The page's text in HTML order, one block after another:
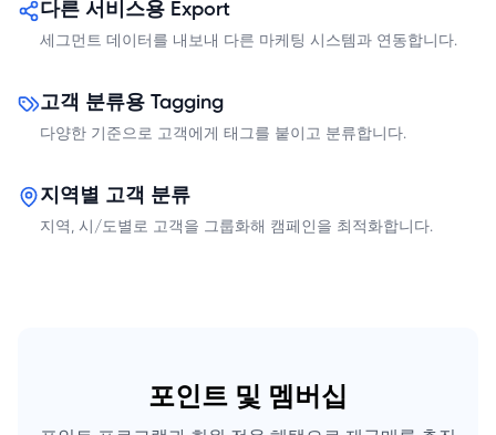
다른 서비스용 Export
세그먼트 데이터를 내보내 다른 마케팅 시스템과 연동합니다.
고객 분류용 Tagging
다양한 기준으로 고객에게 태그를 붙이고 분류합니다.
지역별 고객 분류
지역, 시/도별로 고객을 그룹화해 캠페인을 최적화합니다.
포인트 및 멤버십